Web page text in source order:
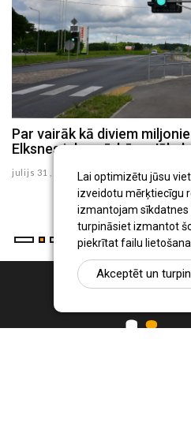
Lai optimizētu jūsu
izveidotu mērķtiecīgu
izmantojam sīkdatnes
turpināsiet izmantot
piekrītat failu
Akceptēt un
Par vairāk kā diviem
Elksnes ielas pārbūve
julijs 31 , 2026